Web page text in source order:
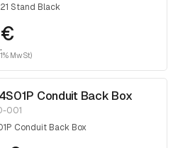
Stand Black
MwSt)
Conduit Back Box
001
Conduit Back Box